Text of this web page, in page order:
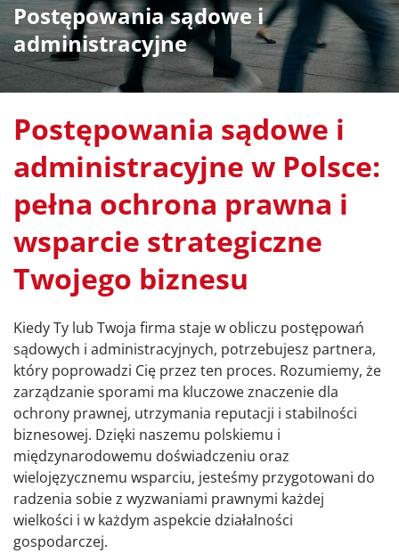
Postępowania sądowe i
administracyjne
Postępowania sądowe i
administracyjne w Polsce:
pełna ochrona prawna i
wsparcie strategiczne
Twojego biznesu
Kiedy Ty lub Twoja firma staje w obliczu postępowań
sądowych i administracyjnych, potrzebujesz partnera,
który poprowadzi Cię przez ten proces. Rozumiemy, że
zarządzanie sporami ma kluczowe znaczenie dla
ochrony prawnej, utrzymania reputacji i stabilności
biznesowej. Dzięki naszemu polskiemu i
międzynarodowemu doświadczeniu oraz
wielojęzycznemu wsparciu, jesteśmy przygotowani do
radzenia sobie z wyzwaniami prawnymi każdej
wielkości i w każdym aspekcie działalności
gospodarczej.